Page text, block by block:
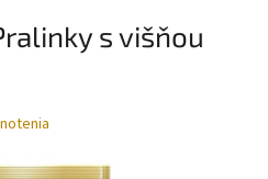
s višňou